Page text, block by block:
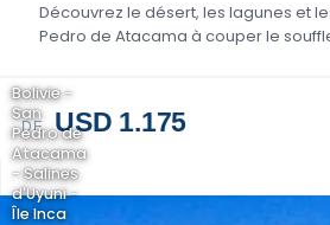
Découvrez le désert, les lagunes et
Pedro de Atacama à couper le
DE USD 1.175
Bolivie -
San
Pedro de
Atacama
- Salines
d'Uyuni -
Île Inca